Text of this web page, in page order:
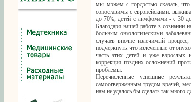
мы можем с гордостью сказать, что
сопоставимы с европейскими:
до 70%, детей с лимфомами - с 30
Благодаря нашей работе в сознании
больным онкологическими
случаев вполне излечимый
подчеркнуть, что излеченные от
часть этих детей и уже взрослых
коррекция поздних осложнений
проблемы.
Перечисленные успешные
самоотверженным трудом врачей,
нам не удалось бы сделать так много